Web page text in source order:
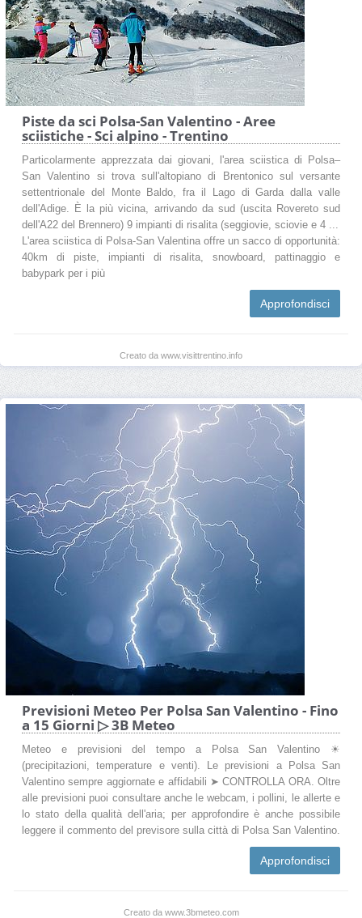
Piste da sci Polsa-San Valentino - Aree
sciistiche - Sci alpino - Trentino
Particolarmente apprezzata dai giovani, l'area sciistica di Polsa–
San Valentino si trova sull'altopiano di Brentonico sul versante
settentrionale del Monte Baldo, fra il Lago di Garda dalla valle
dell'Adige. È la più vicina, arrivando da sud (uscita Rovereto sud
dell'A22 del Brennero) 9 impianti di risalita (seggiovie, sciovie e 4 ...
L'area sciistica di Polsa-San Valentina offre un sacco di opportunità:
40km di piste, impianti di risalita, snowboard, pattinaggio e
babypark per i più
Approfondisci
Creato da www.visittrentino.info
Previsioni Meteo Per Polsa San Valentino - Fino
a 15 Giorni ▷ 3B Meteo
Meteo e previsioni del tempo a Polsa San Valentino ☀
(precipitazioni, temperature e venti). Le previsioni a Polsa San
Valentino sempre aggiornate e affidabili ➤ CONTROLLA ORA. Oltre
alle previsioni puoi consultare anche le webcam, i pollini, le allerte e
lo stato della qualità dell'aria; per approfondire è anche possibile
leggere il commento del previsore sulla città di Polsa San Valentino.
Approfondisci
Creato da www.3bmeteo.com